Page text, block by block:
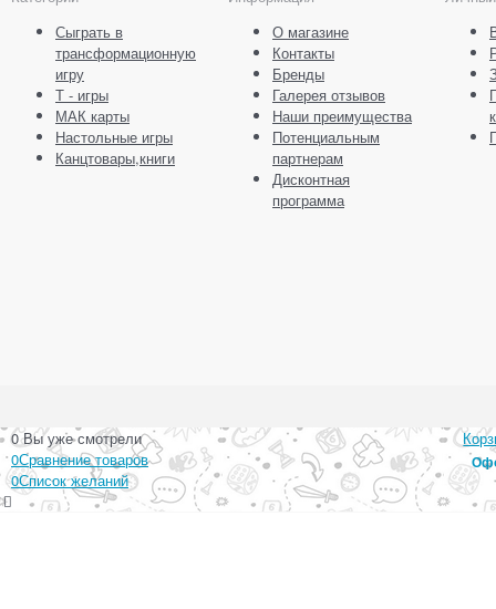
Сыграть в
трансформационную
игру
Т - игры
МАК карты
Настольные игры
Канцтовары,книги
О магазине
Контакты
Бренды
Галерея отзывов
Наши преимущества
Потенциальным
партнерам
Дисконтная
программа
0Вы уже смотрели
0Сравнение товаров
0Список желаний